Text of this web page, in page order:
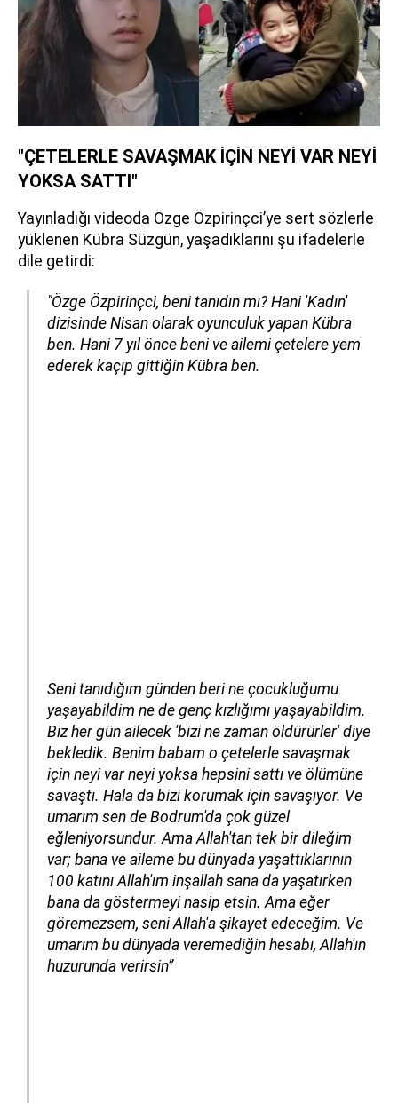
"ÇETELERLE SAVAŞMAK İÇİN NEYİ VAR NEYİ
YOKSA SATTI"
Yayınladığı videoda Özge Özpirinçci’ye sert sözlerle
yüklenen Kübra Süzgün, yaşadıklarını şu ifadelerle
dile getirdi:
"Özge Özpirinçci, beni tanıdın mı? Hani 'Kadın'
dizisinde Nisan olarak oyunculuk yapan Kübra
ben. Hani 7 yıl önce beni ve ailemi çetelere yem
ederek kaçıp gittiğin Kübra ben.
Seni tanıdığım günden beri ne çocukluğumu
yaşayabildim ne de genç kızlığımı yaşayabildim.
Biz her gün ailecek 'bizi ne zaman öldürürler' diye
bekledik. Benim babam o çetelerle savaşmak
için neyi var neyi yoksa hepsini sattı ve ölümüne
savaştı. Hala da bizi korumak için savaşıyor. Ve
umarım sen de Bodrum'da çok güzel
eğleniyorsundur. Ama Allah'tan tek bir dileğim
var; bana ve aileme bu dünyada yaşattıklarının
100 katını Allah'ım inşallah sana da yaşatırken
bana da göstermeyi nasip etsin. Ama eğer
göremezsem, seni Allah'a şikayet edeceğim. Ve
umarım bu dünyada veremediğin hesabı, Allah'ın
huzurunda verirsin”